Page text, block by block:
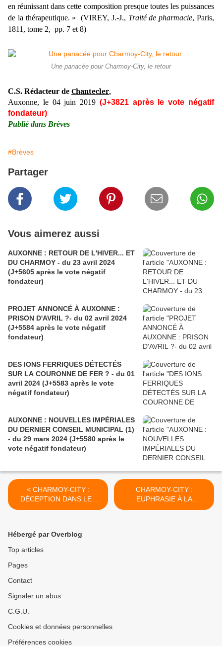
en réunissant dans cette composition presque toutes les puissances
de la thérapeutique. » (VIREY, J.-J., Traité de pharmacie, Paris,
1811, tome 2, pp. 7 et 8)
Une panacée pour Charmoy-City, le retour
C.S. Rédacteur de Chantecler,
Auxonne, le 04 juin 2019 (J+3821 après le vote négatif
fondateur)
Publié dans Brèves
#Brèves
Partager
Vous aimerez aussi
AUXONNE : RETOUR DE L'HIVER... ET
DU CHARMOY - du 23 avril 2024
(J+5605 après le vote négatif
fondateur)
PROJET ANNONCÉ À AUXONNE :
PRISON D'AVRIL ?- du 02 avril 2024
(J+5584 après le vote négatif
fondateur)
DES IONS FERRIQUES DÉTECTÉS
SUR LA COURONNE DE FER ? - du 01
avril 2024 (J+5583 après le vote
négatif fondateur)
AUXONNE : NOUVELLES IMPÉRIALES
DU DERNIER CONSEIL MUNICIPAL (1)
- du 29 mars 2024 (J+5580 après le
vote négatif fondateur)
< CHARMOY-CITY :
DÉCEPTION DANS LES
URNES MAIS PAS DANS
après le vote négatif
CHARMOY-CITY :
EUPHRASIE À LA
RECHERCHE DE PROUST
Hébergé par Overblog
Top articles
Pages
Contact
Signaler un abus
C.G.U.
Cookies et données personnelles
Préférences cookies